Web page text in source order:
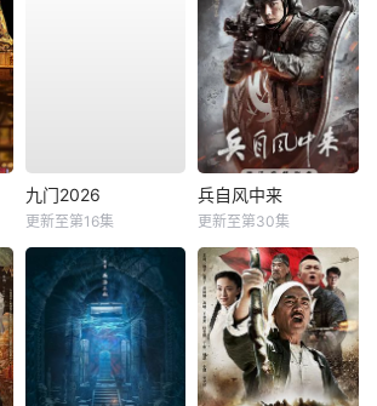
九门2026
更新至第16集
兵自风中来
更新至第30集